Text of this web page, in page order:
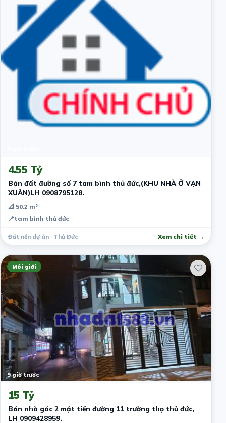
4.55 Tỷ
Bán đất đường số 7 tam bình thủ đức,(KHU NHÀ Ở VẠN
XUÂN)LH 0908795128.
📐 50.2 m²
📍tam bình thủ đức
Đất nền dự án · Thủ Đức Xem chi tiết →
Môi giới
9 giờ trước
15 Tỷ
Bán nhà góc 2 mặt tiền đường 11 trường thọ thủ đức,
LH 0909428959.